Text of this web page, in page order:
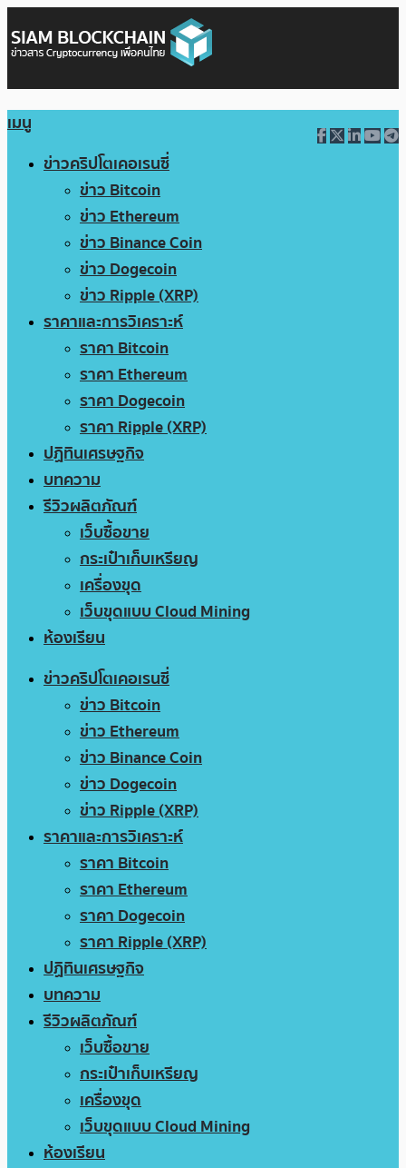
เมนู
ข่าวคริปโตเคอเรนซี่
ข่าว Bitcoin
ข่าว Ethereum
ข่าว Binance Coin
ข่าว Dogecoin
ข่าว Ripple (XRP)
ราคาและการวิเคราะห์
ราคา Bitcoin
ราคา Ethereum
ราคา Dogecoin
ราคา Ripple (XRP)
ปฏิทินเศรษฐกิจ
บทความ
รีวิวผลิตภัณฑ์
เว็บซื้อขาย
กระเป๋าเก็บเหรียญ
เครื่องขุด
เว็บขุดแบบ Cloud Mining
ห้องเรียน
ข่าวคริปโตเคอเรนซี่
ข่าว Bitcoin
ข่าว Ethereum
ข่าว Binance Coin
ข่าว Dogecoin
ข่าว Ripple (XRP)
ราคาและการวิเคราะห์
ราคา Bitcoin
ราคา Ethereum
ราคา Dogecoin
ราคา Ripple (XRP)
ปฏิทินเศรษฐกิจ
บทความ
รีวิวผลิตภัณฑ์
เว็บซื้อขาย
กระเป๋าเก็บเหรียญ
เครื่องขุด
เว็บขุดแบบ Cloud Mining
ห้องเรียน